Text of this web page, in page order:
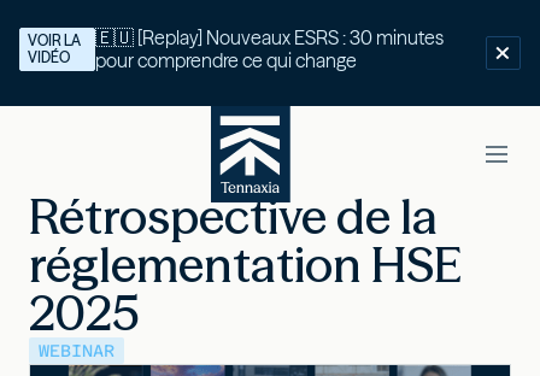
🇪🇺 [Replay] Nouveaux ESRS : 30 minutes
pour comprendre ce qui change
VOIR LA
VIDÉO
Rétrospective de la
réglementation HSE
2025
WEBINAR